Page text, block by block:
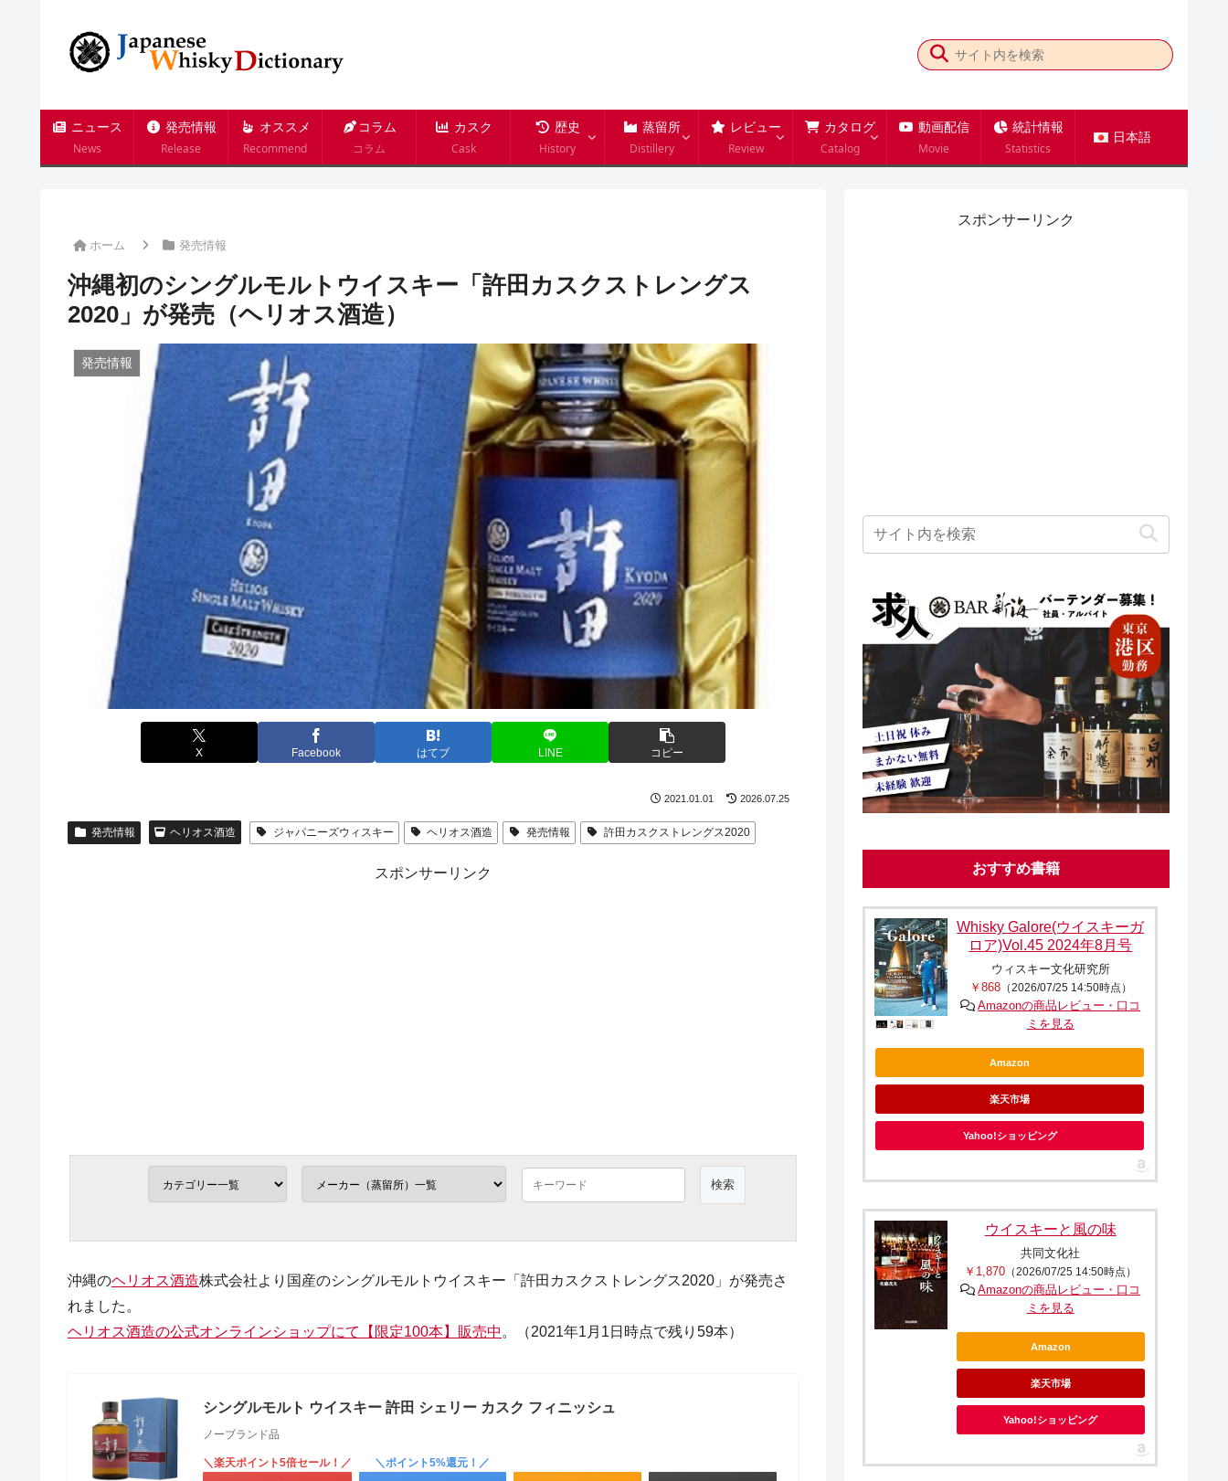
ニュース
News
発売情報
Release
オススメ
Recommend
コラム
コラム
カスク
Cask
歴史
History
蒸留所
Distillery
レビュー
Review
カタログ
Catalog
動画配信
Movie
統計情報
Statistics
日本語
ホーム 発売情報
沖縄初のシングルモルトウイスキー「許田カスクストレングス
2020」が発売（ヘリオス酒造）
発売情報
X Facebook はてブ LINE コピー
2021.01.01 2026.07.25
発売情報 ヘリオス酒造 ジャパニーズウィスキー ヘリオス酒造 発売情報 許田カスクストレングス2020
スポンサーリンク
沖縄のヘリオス酒造株式会社より国産のシングルモルトウイスキー「許田カスクストレングス2020」が発売さ
れました。
ヘリオス酒造の公式オンラインショップにて【限定100本】販売中 。（2021年1月1日時点で残り59本）
シングルモルト ウイスキー 許田 シェリー カスク フィニッシュ
ノーブランド品
＼楽天ポイント5倍セール！／ ＼ポイント5%還元！／
スポンサーリンク
おすすめ書籍
Whisky Galore(ウイスキーガ
ロア)Vol.45 2024年8月号
ウィスキー文化研究所
￥868（2026/07/25 14:50時点）
Amazonの商品レビュー・口コ
ミを見る
Amazon
楽天市場
Yahoo!ショッピング
ウイスキーと風の味
共同文化社
￥1,870 （2026/07/25 14:50時点）
Amazonの商品レビュー・口コ
ミを見る
Amazon
楽天市場
Yahoo!ショッピング